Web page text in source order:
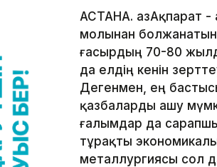
АСТАНА. ҚазАқпарат
молынан
ғасырдың 70-80
да елдің кенін
Дегенмен, ең
қазбаларды ашу
ғалымдар да
тұрақты
металлургиясы сол